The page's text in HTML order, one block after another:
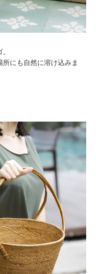
にも自然に溶け込みま